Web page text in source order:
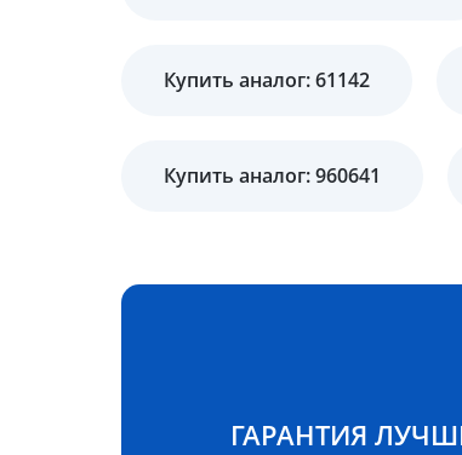
Купить аналог: 61142
Купить аналог: 960641
ГАРАНТИЯ